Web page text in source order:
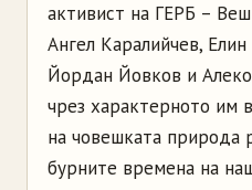
активист на ГЕРБ –
Ангел Каралийчев,
Йордан Йовков и
чрез характерното им
на човешката природа
бурните времена на